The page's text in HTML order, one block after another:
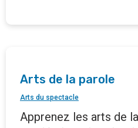
Arts de la parole
Arts du spectacle
Apprenez les arts de